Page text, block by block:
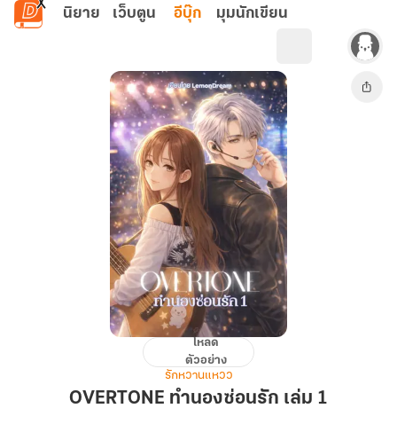
ข้ามไปยังเนื้อหาหลัก
นิยาย เว็บตูน อีบุ๊ก มุมนักเขียน
OVERTONE
ทำนอง
ซ่อน
โหลด
ตัวอย่าง
รักหวานแหวว
OVERTONE ทำนองซ่อนรัก เล่ม 1